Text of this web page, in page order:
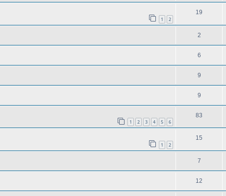
1 2
19
2
6
9
9
1 2 3 4 5 6
83
1 2
15
7
12